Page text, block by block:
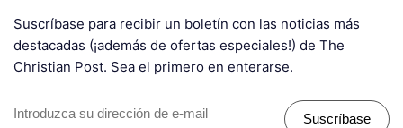
Suscríbase para recibir un boletín con las noticias más
destacadas (¡además de ofertas especiales!) de The
Christian Post. Sea el primero en enterarse.
Suscríbase